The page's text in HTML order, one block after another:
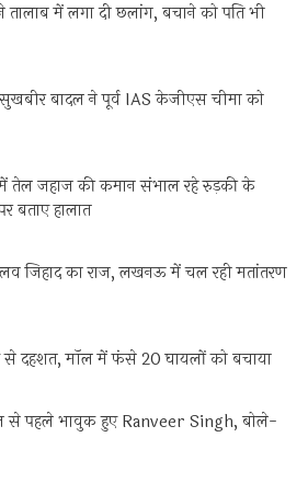
तालाब में लगा दी छलांग, बचाने को पति भी
बादल ने पूर्व IAS केजीएस चीमा को
में तेल जहाज की कमान संभाल रहे रुड़की के
बताए हालात
जिहाद का राज, लखनऊ में चल रही मतांतरण
से दहशत, मॉल में फंसे 20 घायलों को बचाया
से पहले भावुक हुए Ranveer Singh, बोले-